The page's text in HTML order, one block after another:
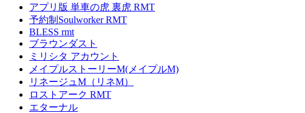
アプリ版 単車の虎 裏虎 RMT
予約制Soulworker RMT
BLESS rmt
ブラウンダスト
ミリシタ アカウント
メイプルストーリーM(メイプルM)
リネージュM（リネM）
ロストアーク RMT
エターナル